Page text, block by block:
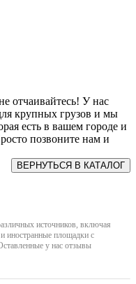
отчаивайтесь! У нас
крупных грузов и мы
есть в вашем городе и
позвоните нам и
источников, включая
иностранные площадки с
у нас отзывы